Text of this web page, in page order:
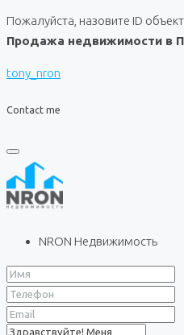
Пожалуйста, назовите ID
Продажа недвижимости в
tony_nron
Contact me
NRON Недвижимость